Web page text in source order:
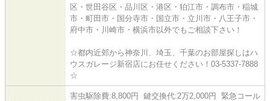
区・世田谷区・品川区・港区・狛江市・調布市・稲城
市・町田市・国分寺市・国立市・立川市・八王子市・
府中市・川崎市・横浜市以外でもご相談下さい！
☆都内近郊から神奈川、埼玉、千葉のお部屋探しはハ
ウスガレージ新宿店にお任せください！03-5337-7888
☆
害虫駆除費:8,800円 鍵交換代:2万2,000円 緊急コール